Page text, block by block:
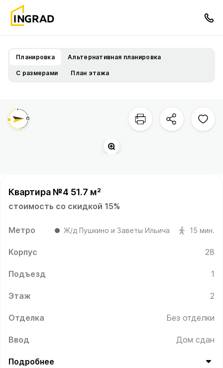
Планировка Альтернативная планировка
С размерами План этажа
Квартира №4 51.7 м²
стоимость со скидкой 15%
Метро Ж/д Пушкино и Заветы Ильича 15 мин.
Корпус 28
Подъезд 1
Этаж 2
Отделка Без отделки
Ввод Дом сдан
Подробнее